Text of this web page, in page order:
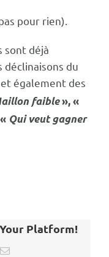
pour rien).
sont déjà
déclinaisons du
également des
faible», «
Qui veut gagner
Platform!
Email